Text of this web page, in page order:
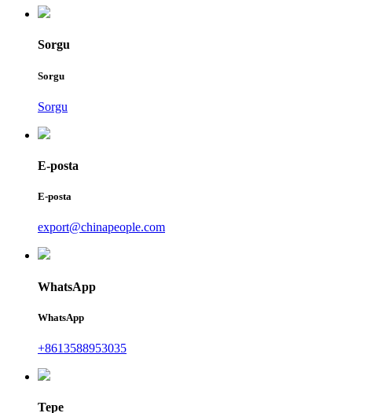
Sorgu
Sorgu
Sorgu
E-posta
E-posta
export@chinapeople.com
WhatsApp
WhatsApp
+8613588953035
Tepe